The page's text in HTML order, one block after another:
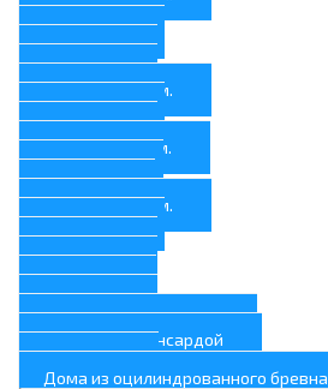
9x13
9x12
9x9
9x8
Шириной 8 м.
8x10
8x8
Шириной 7 м.
7x10
7x7
Шириной 6 м.
6х13
6x9
6x8
6x7
6x6
6x6 в один этаж
6x6 с мансардой
6х4
Дома из оцилиндрованного бревна